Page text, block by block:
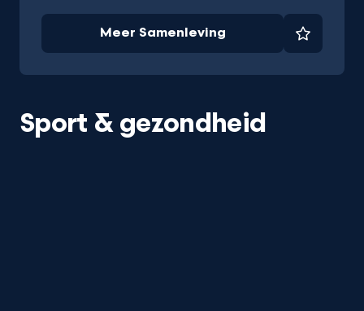
Meer Samenleving Favoriet
Sport & gezondheid